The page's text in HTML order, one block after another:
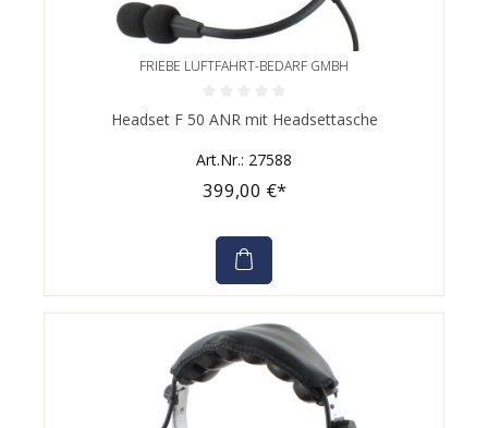
FRIEBE LUFTFAHRT-BEDARF GMBH
Durchschnittliche Bewertung von 0 von 5 Sternen
Headset F 50 ANR mit Headsettasche
Art.Nr.: 27588
399,00 €*